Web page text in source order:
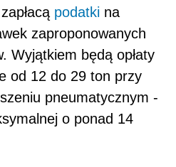
podatki na
zaproponowanych
Wyjątkiem będą opłaty
od 12 do 29 ton przy
pneumatycznym -
o ponad 14